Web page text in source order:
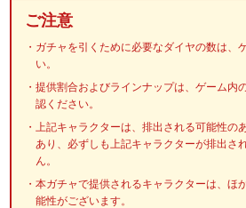
ご注意
ガチャを引くために必要なダイヤの数は、
い。
提供割合およびラインナップは、ゲーム内
認ください。
上記キャラクターは、排出される可能性の
あり、必ずしも上記キャラクターが排出さ
ん。
本ガチャで提供されるキャラクターは、ほ
能性がございます。